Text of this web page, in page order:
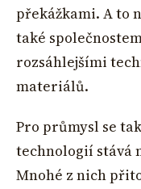
překážkami. A to
také
rozsáhlejšími
materiálů.
Pro průmysl se
technologií stává
Mnohé z nich